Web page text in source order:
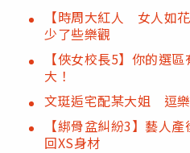
【時周大紅人 女人如
少了些樂觀
【俠女校長5】你的選
大！
文珽逅宅配某大姐 逗
【綁骨盆糾紛3】藝人
回XS身材